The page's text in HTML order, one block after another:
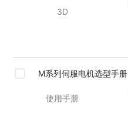
3D
M系列伺服电机选型手册
使用手册